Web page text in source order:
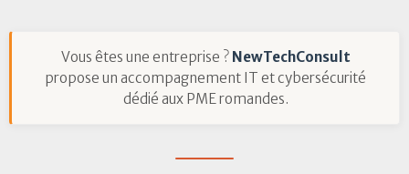
Vous êtes une entreprise ? NewTechConsult
propose un accompagnement IT et cybersécurité
dédié aux PME romandes.